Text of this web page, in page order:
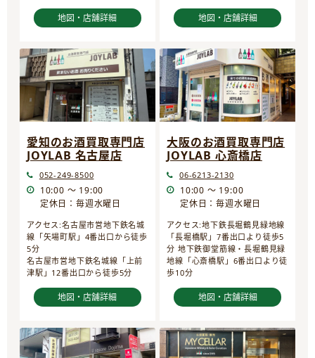
地図・店舗詳細 地図・店舗詳細
愛知のお酒買取専門店
JOYLAB 名古屋店
052-249-8500
10:00 ～ 19:00
定休日：毎週水曜日
アクセス:名古屋市営地下鉄名城
線「矢場町駅」4番出口から徒歩
5分
名古屋市営地下鉄名城線「上前
津駅」12番出口から徒歩5分
地図・店舗詳細
大阪のお酒買取専門店
JOYLAB 心斎橋店
06-6213-2130
10:00 ～ 19:00
定休日：毎週水曜日
アクセス:地下鉄長堀鶴見緑地線
「長堀橋駅」7番出口より徒歩5
分 地下鉄御堂筋線・長堀鶴見緑
地線「心斎橋駅」6番出口より徒
歩10分
地図・店舗詳細